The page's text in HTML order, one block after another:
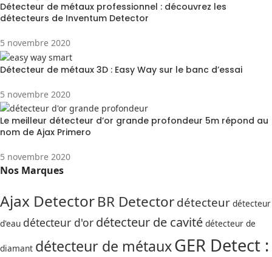
Détecteur de métaux professionnel : découvrez les
détecteurs de Inventum Detector
5 novembre 2020
Détecteur de métaux 3D : Easy Way sur le banc d’essai
5 novembre 2020
Le meilleur détecteur d’or grande profondeur 5m répond au
nom de Ajax Primero
5 novembre 2020
Nos Marques
Ajax DetectorBR Detectordétecteur détecteur
d'eau détecteur d'or détecteur de cavité détecteur de
diamant détecteur de métauxGER Detect :